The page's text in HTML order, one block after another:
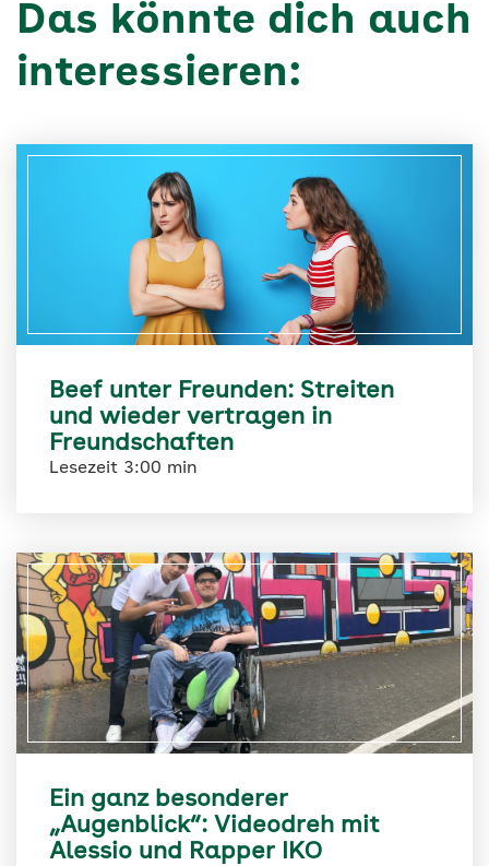
Das könnte dich auch
interessieren:
Beef unter Freunden: Streiten
und wieder vertragen in
Freundschaften
Lesezeit 3:00 min
Ein ganz besonderer
„Augenblick“: Videodreh mit
Alessio und Rapper IKO